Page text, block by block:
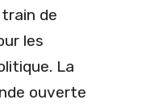
train de
les
La
ouverte